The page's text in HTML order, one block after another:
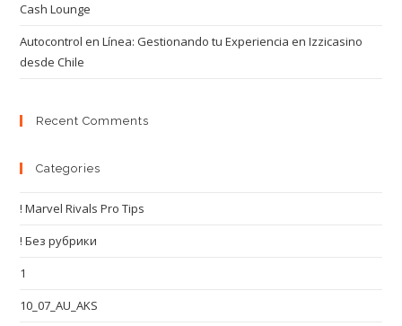
Cash Lounge
Autocontrol en Línea: Gestionando tu Experiencia en Izzicasino
desde Chile
Recent Comments
Categories
! Marvel Rivals Pro Tips
! Без рубрики
1
10_07_AU_AKS